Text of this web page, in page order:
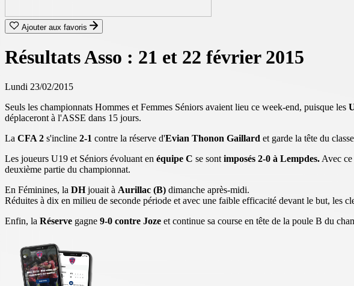
Ajouter aux favoris
Résultats Asso : 21 et 22 février 2015
Lundi 23/02/2015
Seuls les championnats Hommes et Femmes Séniors avaient lieu ce week-end, puisque les
déplaceront à l'ASSE dans 15 jours.
La CFA 2 s'incline 2-1 contre la réserve d'Evian Thonon Gaillard et garde la tête du
Les joueurs U19 et Séniors évoluant en équipe C se sont imposés 2-0 à Lempdes. Avec
deuxième partie du championnat.
En Féminines, la DHjouait à Aurillac (B) dimanche après-midi.
Réduites à dix en milieu de seconde période et avec une faible efficacité devant le but, les
Enfin, la Réserve gagne 9-0 contre Joze et continue sa course en tête de la poule B du